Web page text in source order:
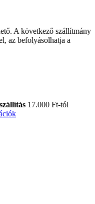
A következő szállítmány
az befolyásolhatja a
17.000 Ft-tól